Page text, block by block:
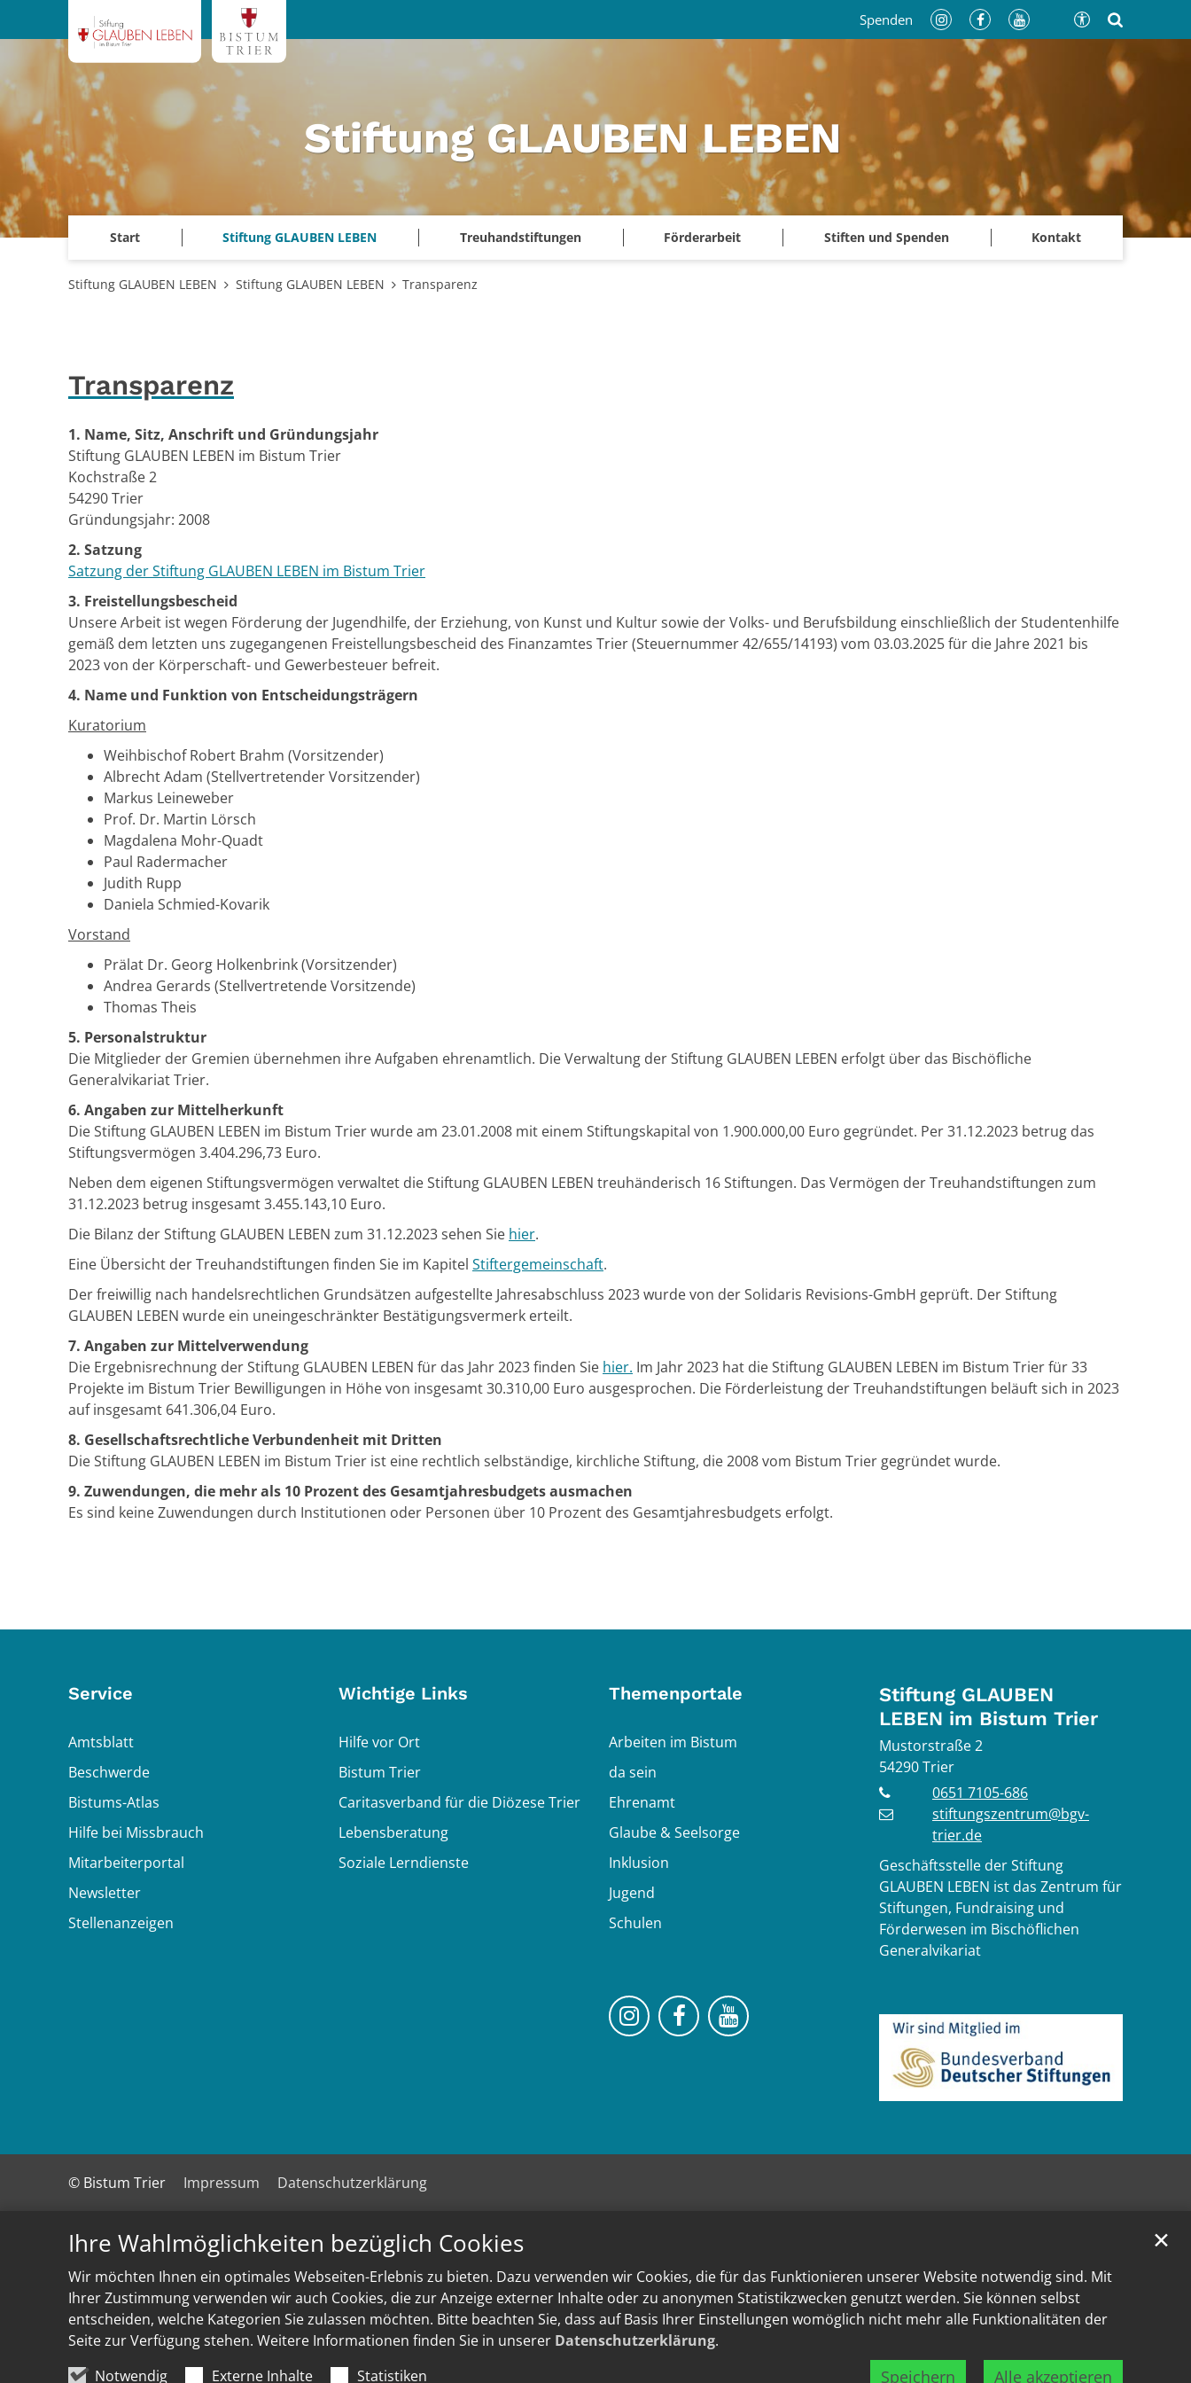
Ihre Wahlmöglichkeiten bezüglich Cookies
Wir möchten Ihnen ein optimales Webseiten-Erlebnis zu bieten. Dazu verwenden wir Cookies, die für das Funktionieren unserer Website notwendig sind. Mit
Ihrer Zustimmung verwenden wir auch Cookies, die zur Anzeige externer Inhalte oder zu anonymen Statistikzwecken genutzt werden. Sie können selbst
entscheiden, welche Kategorien Sie zulassen möchten. Bitte beachten Sie, dass auf Basis Ihrer Einstellungen womöglich nicht mehr alle Funktionalitäten der
Seite zur Verfügung stehen. Weitere Informationen finden Sie in unserer Datenschutzerklärung.
Notwendig
Externe Inhalte Statistiken Speichern Alle akzeptieren
✕
Stiftung GLAUBEN LEBEN
Start Stiftung GLAUBEN LEBEN Treuhandstiftungen Förderarbeit Stiften und Spenden Kontakt
Spenden
Stiftung GLAUBEN LEBEN Stiftung GLAUBEN LEBEN Transparenz
Transparenz
1. Name, Sitz, Anschrift und Gründungsjahr
Stiftung GLAUBEN LEBEN im Bistum Trier
Kochstraße 2
54290 Trier
Gründungsjahr: 2008
2. Satzung
Satzung der Stiftung GLAUBEN LEBEN im Bistum Trier
3. Freistellungsbescheid
Unsere Arbeit ist wegen Förderung der Jugendhilfe, der Erziehung, von Kunst und Kultur sowie der Volks- und Berufsbildung einschließlich der Studentenhilfe
gemäß dem letzten uns zugegangenen Freistellungsbescheid des Finanzamtes Trier (Steuernummer 42/655/14193) vom 03.03.2025 für die Jahre 2021 bis
2023 von der Körperschaft- und Gewerbesteuer befreit.
4. Name und Funktion von Entscheidungsträgern
Kuratorium
Weihbischof Robert Brahm (Vorsitzender)
Albrecht Adam (Stellvertretender Vorsitzender)
Markus Leineweber
Prof. Dr. Martin Lörsch
Magdalena Mohr-Quadt
Paul Radermacher
Judith Rupp
Daniela Schmied-Kovarik
Vorstand
Prälat Dr. Georg Holkenbrink (Vorsitzender)
Andrea Gerards (Stellvertretende Vorsitzende)
Thomas Theis
5. Personalstruktur
Die Mitglieder der Gremien übernehmen ihre Aufgaben ehrenamtlich. Die Verwaltung der Stiftung GLAUBEN LEBEN erfolgt über das Bischöfliche
Generalvikariat Trier.
6. Angaben zur Mittelherkunft
Die Stiftung GLAUBEN LEBEN im Bistum Trier wurde am 23.01.2008 mit einem Stiftungskapital von 1.900.000,00 Euro gegründet. Per 31.12.2023 betrug das
Stiftungsvermögen 3.404.296,73 Euro.
Neben dem eigenen Stiftungsvermögen verwaltet die Stiftung GLAUBEN LEBEN treuhänderisch 16 Stiftungen. Das Vermögen der Treuhandstiftungen zum
31.12.2023 betrug insgesamt 3.455.143,10 Euro.
Die Bilanz der Stiftung GLAUBEN LEBEN zum 31.12.2023 sehen Sie hier.
Eine Übersicht der Treuhandstiftungen finden Sie im Kapitel Stiftergemeinschaft.
Der freiwillig nach handelsrechtlichen Grundsätzen aufgestellte Jahresabschluss 2023 wurde von der Solidaris Revisions-GmbH geprüft. Der Stiftung
GLAUBEN LEBEN wurde ein uneingeschränkter Bestätigungsvermerk erteilt.
7. Angaben zur Mittelverwendung
Die Ergebnisrechnung der Stiftung GLAUBEN LEBEN für das Jahr 2023 finden Sie hier. Im Jahr 2023 hat die Stiftung GLAUBEN LEBEN im Bistum Trier für 33
Projekte im Bistum Trier Bewilligungen in Höhe von insgesamt 30.310,00 Euro ausgesprochen. Die Förderleistung der Treuhandstiftungen beläuft sich in 2023
auf insgesamt 641.306,04 Euro.
8. Gesellschaftsrechtliche Verbundenheit mit Dritten
Die Stiftung GLAUBEN LEBEN im Bistum Trier ist eine rechtlich selbständige, kirchliche Stiftung, die 2008 vom Bistum Trier gegründet wurde.
9. Zuwendungen, die mehr als 10 Prozent des Gesamtjahresbudgets ausmachen
Es sind keine Zuwendungen durch Institutionen oder Personen über 10 Prozent des Gesamtjahresbudgets erfolgt.
Service
Amtsblatt
Beschwerde
Bistums-Atlas
Hilfe bei Missbrauch
Mitarbeiterportal
Newsletter
Stellenanzeigen
Wichtige Links
Hilfe vor Ort
Bistum Trier
Caritasverband für die Diözese Trier
Lebensberatung
Soziale Lerndienste
Themenportale
Arbeiten im Bistum
da sein
Ehrenamt
Glaube & Seelsorge
Inklusion
Jugend
Schulen
Bistum Trier auf Instragram
Bistum Trier auf Facebook
Bistum Trier auf YouTube
Stiftung GLAUBEN
LEBEN im Bistum Trier
Mustorstraße 2
54290Trier
0651 7105-686
stiftungszentrum@bgv-
trier.de
Geschäftsstelle der Stiftung
GLAUBEN LEBEN ist das Zentrum für
Stiftungen, Fundraising und
Förderwesen im Bischöflichen
Generalvikariat
© Bistum Trier Impressum Datenschutzerklärung